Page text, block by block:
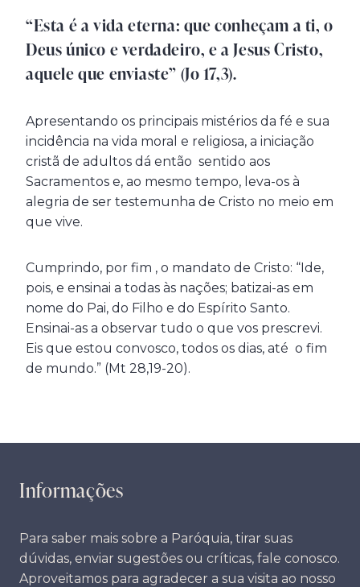
“Esta é a vida eterna: que conheçam a ti, o
Deus único e verdadeiro, e a Jesus Cristo,
aquele que enviaste” (Jo 17,3).
Apresentando os principais mistérios da fé e sua
incidência na vida moral e religiosa, a iniciação
cristã de adultos dá então sentido aos
Sacramentos e, ao mesmo tempo, leva-os à
alegria de ser testemunha de Cristo no meio em
que vive.
Cumprindo, por fim , o mandato de Cristo: “Ide,
pois, e ensinai a todas às nações; batizai-as em
nome do Pai, do Filho e do Espírito Santo.
Ensinai-as a observar tudo o que vos prescrevi.
Eis que estou convosco, todos os dias, até o fim
de mundo.” (Mt 28,19-20).
Informações
Para saber mais sobre a Paróquia, tirar suas
dúvidas, enviar sugestões ou críticas, fale conosco.
Aproveitamos para agradecer a sua visita ao nosso